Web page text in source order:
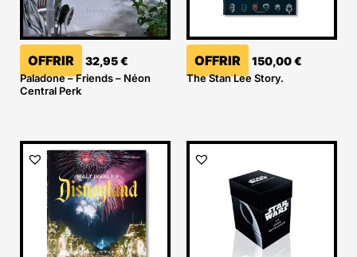
OFFRIR 32,95€
Paladone – Friends – Néon
Central Perk
OFFRIR 150,00€
The Stan Lee Story.